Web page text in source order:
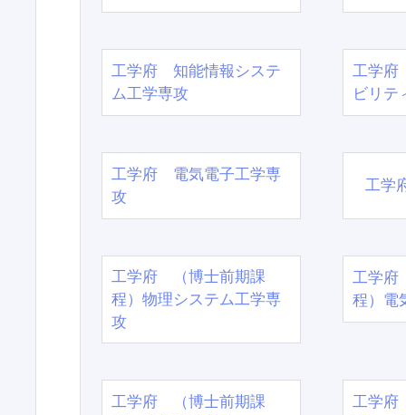
工学府 知能情報システ
ム工学専攻
工学府
ビリテ
工学府 電気電子工学専
攻
工学
工学府 （博士前期課
程）物理システム工学専
攻
工学
程）電
工学府 （博士前期課
工学